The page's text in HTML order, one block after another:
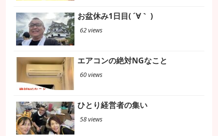
お盆休み1日目( ´∀｀ )
62 views
エアコンの絶対NGなこと
60 views
ひとり経営者の集い
58 views